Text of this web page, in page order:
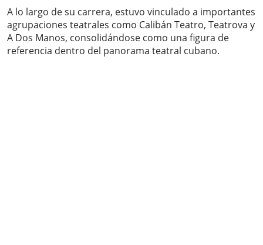
A lo largo de su carrera, estuvo vinculado a importantes
agrupaciones teatrales como Calibán Teatro, Teatrova y
A Dos Manos, consolidándose como una figura de
referencia dentro del panorama teatral cubano.